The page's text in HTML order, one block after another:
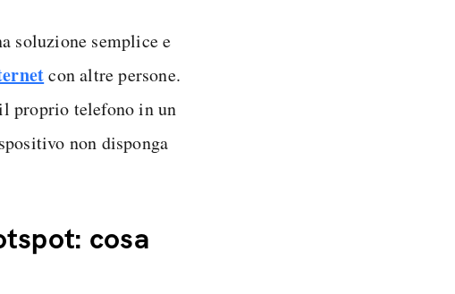
soluzione semplice e
con altre persone.
proprio telefono in un
non disponga
cosa